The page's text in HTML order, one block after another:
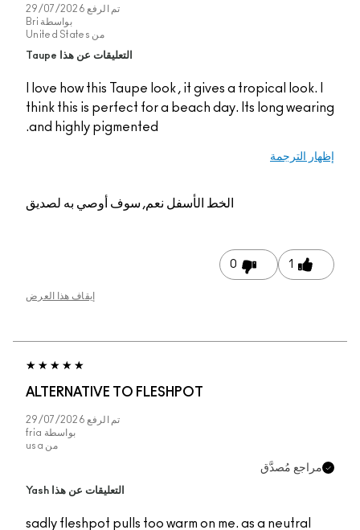
29/07/2026
Bri
United States
التعليقات عن هذا Taupe
I love how this Taupe look , it gives a tropical look.
think this is perfect for a beach day. Its long
and highly pigmented.
الترجمة
الخط الأسفل نعم, سوف أوصي به لصديق
إيقاف هذا العرض
ALTERNATIVE TO FLESHPOT
29/07/2026
fria
مراجع مُصدَّق
التعليقات عن هذا Yash
sadly fleshpot pulls too warm on me. as a neutral